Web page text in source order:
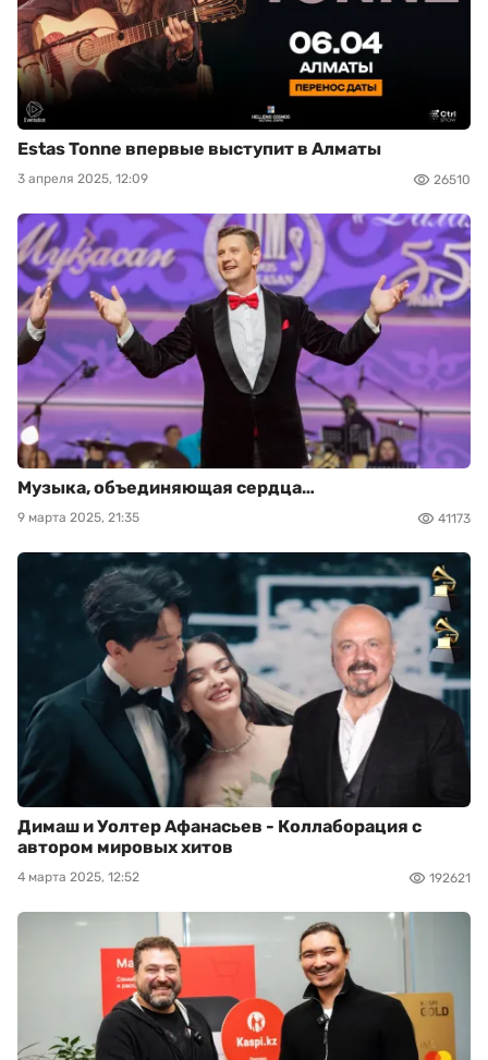
Estas Tonne впервые выступит в Алматы
3 апреля 2025, 12:09 26510
Музыка, объединяющая сердца…
9 марта 2025, 21:35 41173
Димаш и Уолтер Афанасьев - Коллаборация с
автором мировых хитов
4 марта 2025, 12:52 192621